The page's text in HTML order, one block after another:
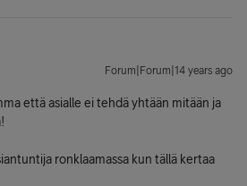
Forum|Forum|14 years ago
että asialle ei tehdä yhtään mitään ja
ronklaamassa kun tällä kertaa